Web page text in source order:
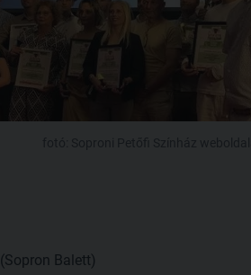
(Sopron Balett)